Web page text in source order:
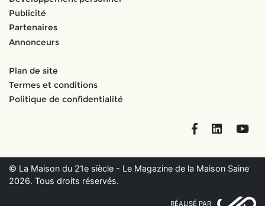
Publicité
Partenaires
Annonceurs
Plan de site
Termes et conditions
Politique de confidentialité
FacebookLinkedIn
© La Maison du 21e siècle - Le Magazine de la Maison Saine
2026. Tous droits réservés.
RÉALISÉ PAR